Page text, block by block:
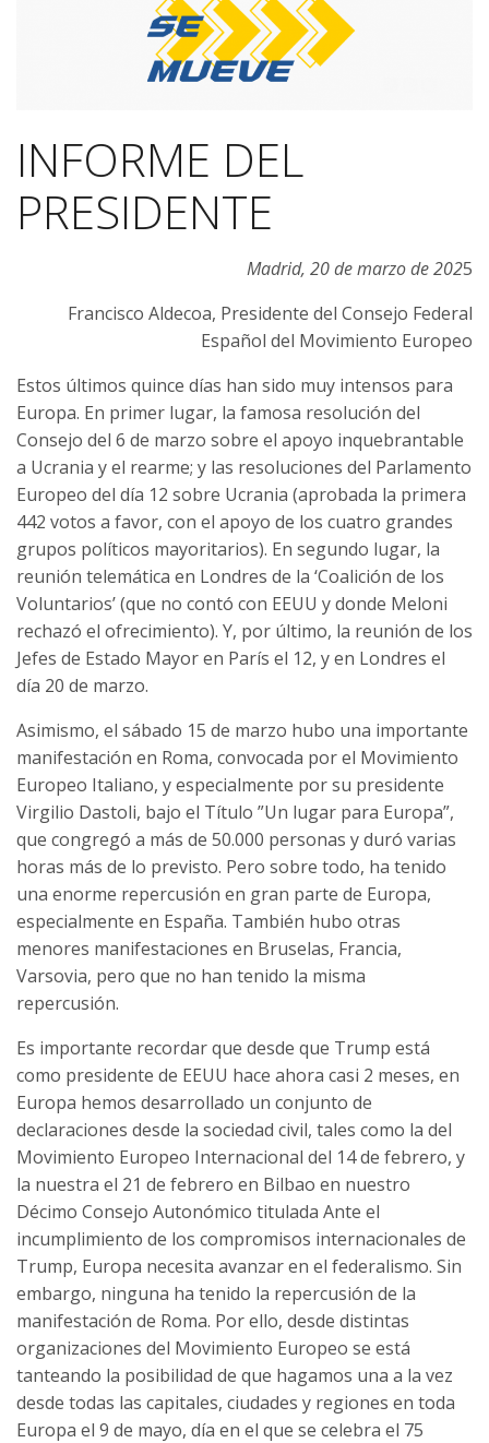
INFORME DEL
PRESIDENTE
Madrid, 20 de marzo de 2025
Francisco Aldecoa, Presidente del Consejo Federal
Español del Movimiento Europeo
Estos últimos quince días han sido muy intensos para
Europa. En primer lugar, la famosa resolución del
Consejo del 6 de marzo sobre el apoyo inquebrantable
a Ucrania y el rearme; y las resoluciones del Parlamento
Europeo del día 12 sobre Ucrania (aprobada la primera
442 votos a favor, con el apoyo de los cuatro grandes
grupos políticos mayoritarios). En segundo lugar, la
reunión telemática en Londres de la ‘Coalición de los
Voluntarios’ (que no contó con EEUU y donde Meloni
rechazó el ofrecimiento). Y, por último, la reunión de los
Jefes de Estado Mayor en París el 12, y en Londres el
día 20 de marzo.
Asimismo, el sábado 15 de marzo hubo una importante
manifestación en Roma, convocada por el Movimiento
Europeo Italiano, y especialmente por su presidente
Virgilio Dastoli, bajo el Título ”Un lugar para Europa”,
que congregó a más de 50.000 personas y duró varias
horas más de lo previsto. Pero sobre todo, ha tenido
una enorme repercusión en gran parte de Europa,
especialmente en España. También hubo otras
menores manifestaciones en Bruselas, Francia,
Varsovia, pero que no han tenido la misma
repercusión.
Es importante recordar que desde que Trump está
como presidente de EEUU hace ahora casi 2 meses, en
Europa hemos desarrollado un conjunto de
declaraciones desde la sociedad civil, tales como la del
Movimiento Europeo Internacional del 14 de febrero, y
la nuestra el 21 de febrero en Bilbao en nuestro
Décimo Consejo Autonómico titulada Ante el
incumplimiento de los compromisos internacionales de
Trump, Europa necesita avanzar en el federalismo. Sin
embargo, ninguna ha tenido la repercusión de la
manifestación de Roma. Por ello, desde distintas
organizaciones del Movimiento Europeo se está
tanteando la posibilidad de que hagamos una a la vez
desde todas las capitales, ciudades y regiones en toda
Europa el 9 de mayo, día en el que se celebra el 75